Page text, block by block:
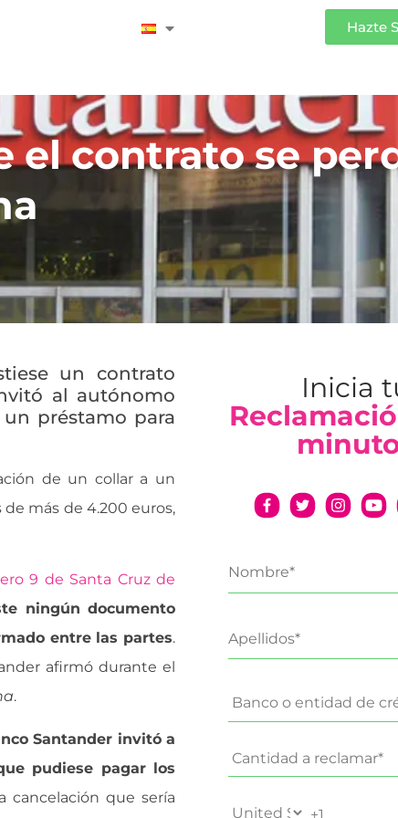
Hazte
el contrato se
un contrato
al autónomo
préstamo para
de un collar a un
más de 4.200 euros,
9 de Santa Cruz de
ningún documento
entre las partes.
afirmó durante el
.
Santander invitó a
pudiese pagar los
cancelación que sería
Inicia